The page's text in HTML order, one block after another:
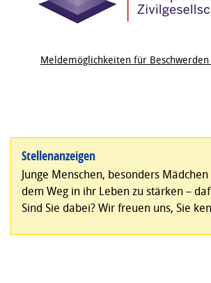
Meldemöglichkeiten für
Stellenanzeigen
Junge Menschen, besonders
dem Weg in ihr Leben zu stärken –
Sind Sie dabei? Wir freuen uns, Sie